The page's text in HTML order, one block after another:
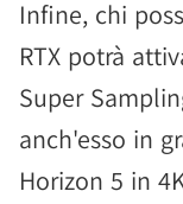
Infine, chi
RTX potrà
Super
anch'esso in
Horizon 5 in